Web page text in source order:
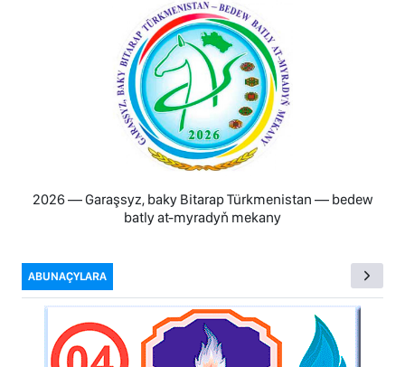
2026 — Garaşsyz, baky Bitarap Türkmenistan — bedew
batly at-myradyň mekany
ABUNAÇYLARA